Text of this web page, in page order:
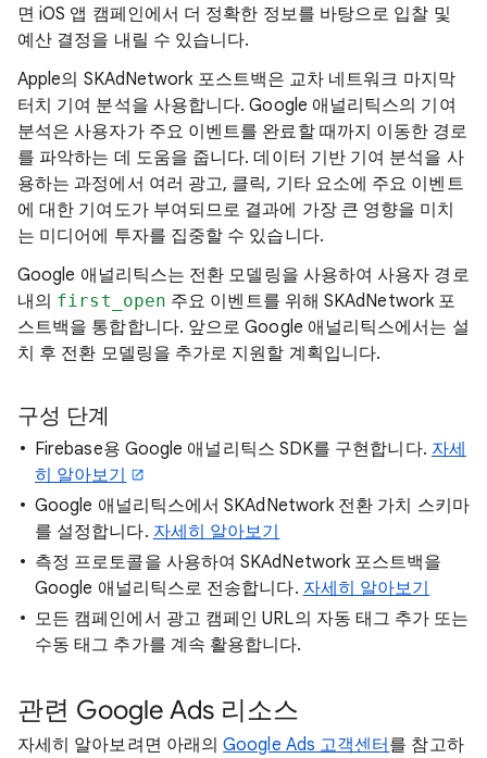
면 iOS 앱 캠페인에서 더 정확한 정보를 바탕으로 입찰 및
예산 결정을 내릴 수 있습니다.
Apple의 SKAdNetwork 포스트백은 교차 네트워크 마지막
터치 기여 분석을 사용합니다. Google 애널리틱스의 기여
분석은 사용자가 주요 이벤트를 완료할 때까지 이동한 경로
를 파악하는 데 도움을 줍니다. 데이터 기반 기여 분석을 사
용하는 과정에서 여러 광고, 클릭, 기타 요소에 주요 이벤트
에 대한 기여도가 부여되므로 결과에 가장 큰 영향을 미치
는 미디어에 투자를 집중할 수 있습니다.
Google 애널리틱스는 전환 모델링을 사용하여 사용자 경로
내의 first_open 주요 이벤트를 위해 SKAdNetwork 포
스트백을 통합합니다. 앞으로 Google 애널리틱스에서는 설
치 후 전환 모델링을 추가로 지원할 계획입니다.
구성 단계
Firebase용 Google 애널리틱스 SDK를 구현합니다. 자세
히 알아보기
Google 애널리틱스에서 SKAdNetwork 전환 가치 스키마
를 설정합니다. 자세히 알아보기
측정 프로토콜을 사용하여 SKAdNetwork 포스트백을
Google 애널리틱스로 전송합니다. 자세히 알아보기
모든 캠페인에서 광고 캠페인 URL의 자동 태그 추가 또는
수동 태그 추가를 계속 활용합니다.
관련 Google Ads 리소스
자세히 알아보려면 아래의Google Ads 고객센터를 참고하